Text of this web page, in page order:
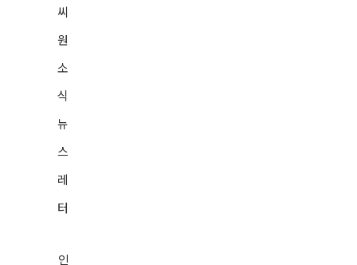
씨
원
소
식
뉴
스
레
터
인
서울특별시 금천구 디지털로 178, B동 917, 918호(가산동, 퍼블
TEL : 02-6953-4660
회사소개
CEO인사말